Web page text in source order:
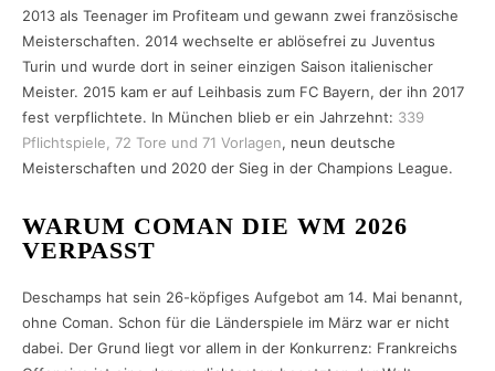
2013 als Teenager im Profiteam und gewann zwei französische
Meisterschaften. 2014 wechselte er ablösefrei zu Juventus
Turin und wurde dort in seiner einzigen Saison italienischer
Meister. 2015 kam er auf Leihbasis zum FC Bayern, der ihn 2017
fest verpflichtete. In München blieb er ein Jahrzehnt: 339
Pflichtspiele, 72 Tore und 71 Vorlagen, neun deutsche
Meisterschaften und 2020 der Sieg in der Champions League.
WARUM COMAN DIE WM 2026
VERPASST
Deschamps hat sein 26-köpfiges Aufgebot am 14. Mai benannt,
ohne Coman. Schon für die Länderspiele im März war er nicht
dabei. Der Grund liegt vor allem in der Konkurrenz: Frankreichs